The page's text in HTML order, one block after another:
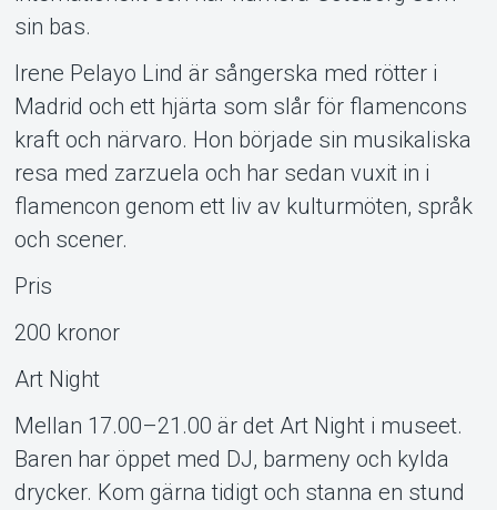
sin bas.
Irene Pelayo Lind är sångerska med rötter i
Madrid och ett hjärta som slår för flamencons
kraft och närvaro. Hon började sin musikaliska
resa med zarzuela och har sedan vuxit in i
flamencon genom ett liv av kulturmöten, språk
och scener.
Pris
200 kronor
Art Night
Mellan 17.00–21.00 är det Art Night i museet.
Baren har öppet med DJ, barmeny och kylda
drycker. Kom gärna tidigt och stanna en stund